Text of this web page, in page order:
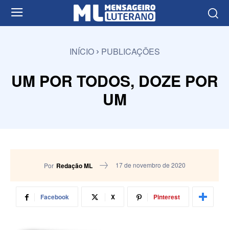
INÍCIO PUBLICAÇÕES
UM POR TODOS, DOZE POR
UM
Por Redação ML 17 de novembro de 2020
Facebook X Pinterest